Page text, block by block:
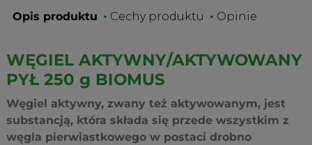
Opis produktu Cechy produktu Opinie
WĘGIEL AKTYWNY/AKTYWOWANY
PYŁ 250 g BIOMUS
Węgiel aktywny, zwany też aktywowanym, jest
substancją, która składa się przede wszystkim z
węgla pierwiastkowego w postaci drobno